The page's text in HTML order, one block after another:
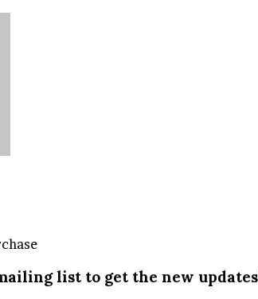
list to get the new